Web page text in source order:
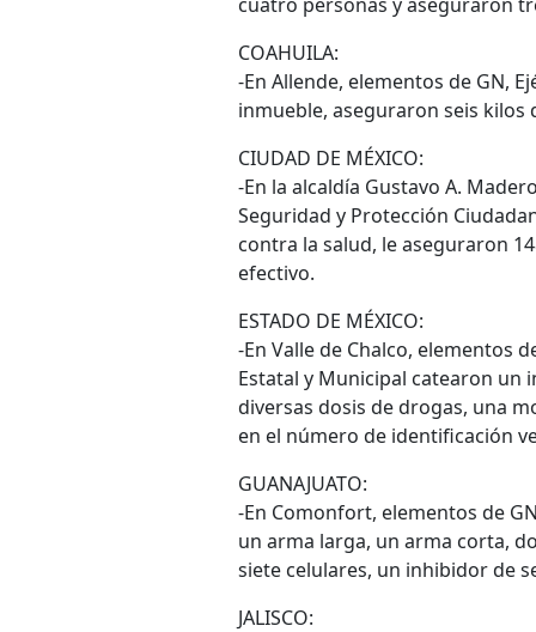
COAHUILA:
-En Allende, elementos de GN,
inmueble, aseguraron seis kilos
CIUDAD DE MÉXICO:
-En la alcaldía Gustavo A.
Seguridad y Protección
contra la salud, le aseguraron
efectivo.
ESTADO DE MÉXICO:
-En Valle de Chalco, elementos
Estatal y Municipal catearon un
diversas dosis de drogas, una
en el número de identificación
GUANAJUATO:
-En Comonfort, elementos de
un arma larga, un arma corta,
siete celulares, un inhibidor de
JALISCO: